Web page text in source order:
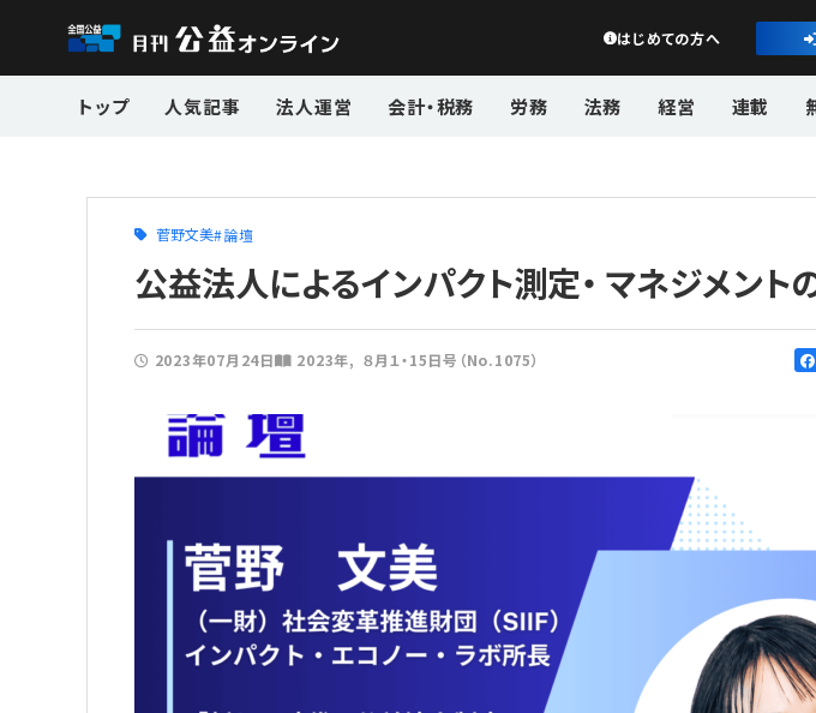
公
はじめての方へ
トップ 人気記事 法人運営 会計・税務 労務 法務 経営 連載
菅野文美 論壇
公益法人によるインパクト測定・ マネジメント
2023年07月24日 2023年 ８月１・15日号（No.1075）